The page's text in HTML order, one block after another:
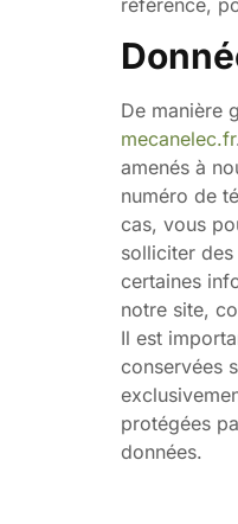
De manière
mecanelec.fr
amenés à
numéro de
cas, vous
solliciter
certaines
notre site,
Il est
conservées
protégées
données.